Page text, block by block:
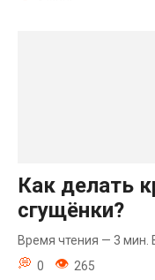
Как делать
сгущёнки?
Время чтения — 3 мин.
0
265